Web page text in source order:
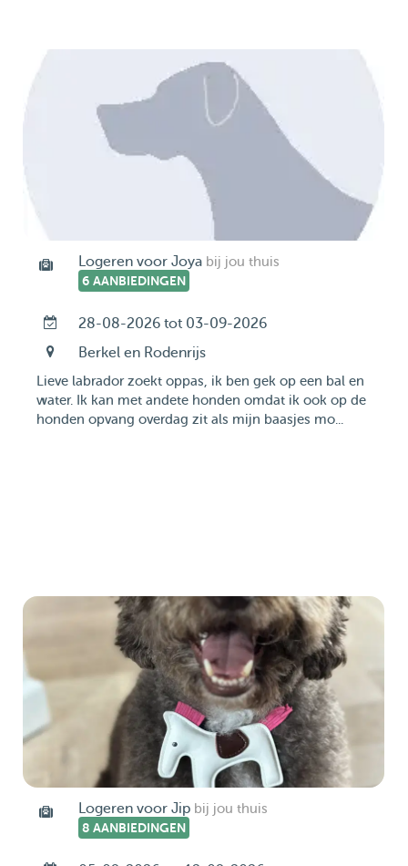
Logeren voor Joya bij jou thuis
6 AANBIEDINGEN
28-08-2026 tot 03-09-2026
Berkel en Rodenrijs
Lieve labrador zoekt oppas, ik ben gek op een bal en
water. Ik kan met andete honden omdat ik ook op de
honden opvang overdag zit als mijn baasjes mo...
Logeren voor Jip bij jou thuis
8 AANBIEDINGEN